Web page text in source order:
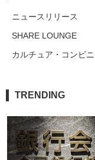
ニュースリリース
SHARE LOUNGE
カルチュア・コンビ
TRENDING